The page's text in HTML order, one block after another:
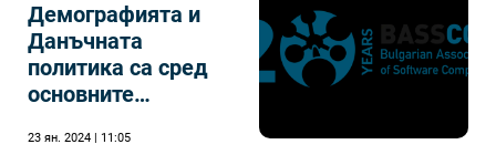
Демографията и
Данъчната
политика са сред
основните
сектора
23 ян. 2024 | 11:05